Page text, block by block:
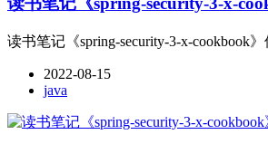
读书笔记《spring-security-3-x-cookbook
2022-08-15
java